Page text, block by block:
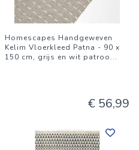
Homescapes Handgeweven
Kelim Vloerkleed Patna - 90 x
150 cm, grijs en wit patroo...
€ 56,99